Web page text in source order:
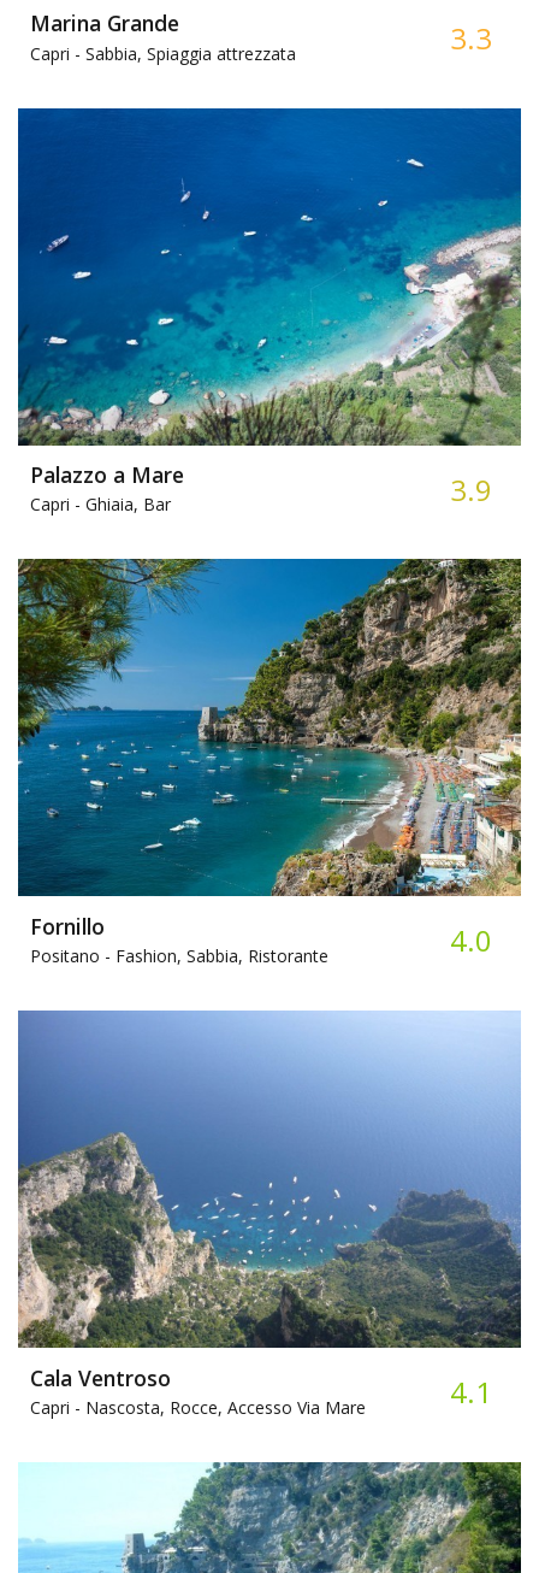
Marina Grande
Capri - Sabbia, Spiaggia attrezzata 3.3
Palazzo a Mare
Capri - Ghiaia, Bar 3.9
Fornillo
Positano - Fashion, Sabbia, Ristorante 4.0
Cala Ventroso
Capri - Nascosta, Rocce, Accesso Via Mare 4.1